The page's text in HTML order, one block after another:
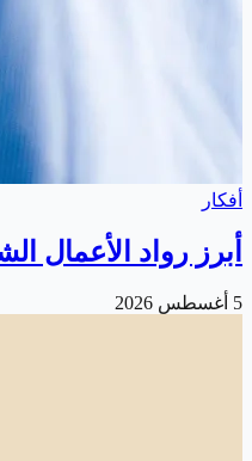
أفكار
أبرز رواد الأعمال
5 أغسطس 2026